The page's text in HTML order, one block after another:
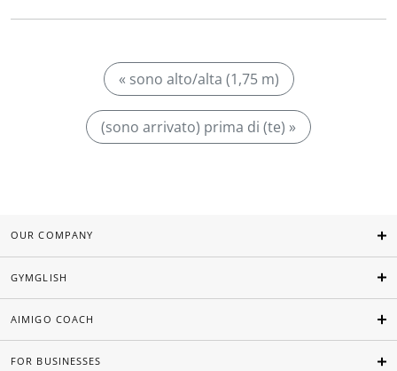
« sono alto/alta (1,75 m)
(sono arrivato) prima di (te) »
OUR COMPANY
GYMGLISH
AIMIGO COACH
FOR BUSINESSES